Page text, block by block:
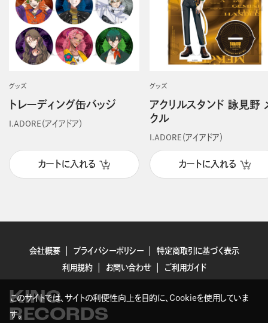
グッズ
トレーディング缶バッジ
I.ADORE（アイアドア）
カートに入れる
グッズ
アクリルスタンド 詠見野
クル
I.ADORE（アイアドア）
カートに入れる
会社概要 プライバシーポリシー
特定商取引に基づく表示
利用規約
お問い合わせ ご利用ガイド
KING
RECORDS
このサイトでは、サイトの利便性向上を目的に、Cookieを使用していま
す。